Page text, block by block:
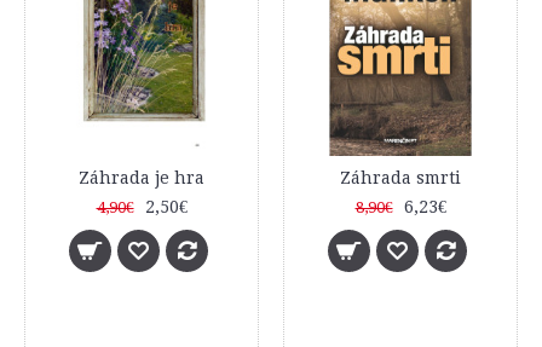
Záhrada je hra
4,90€ 2,50€
Záhrada smrti
8,90€ 6,23€